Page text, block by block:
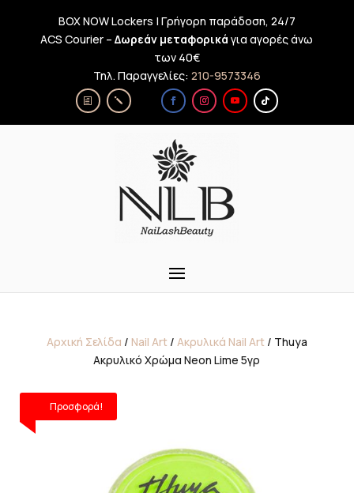
BOX NOW Lockers | Γρήγορη παράδοση, 24/7
ACS Courier –Δωρεάν μεταφορικά για αγορές άνω
των 40€
Τηλ. Παραγγελίες: 210-9573346
Αρχική Σελίδα / Nail Art / Ακρυλικά Nail Art / Thuya
Ακρυλικό Χρώμα Neon Lime 5γρ
Προσφορά!